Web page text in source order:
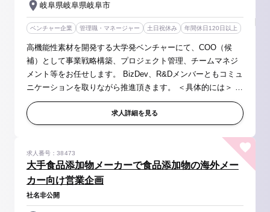
岐阜県岐阜県岐阜市
ベンチャー企業 管理職・マネージャー 土日祝休み 年間休日120日以上
高機能性素材を開発する大学発ベンチャーにて、COO（候
補）として事業戦略構築、プロジェクト管理、チームマネジ
メント等をお任せします。 BizDev、R&Dメンバーともコミュ
ニケーションを取りながら推進頂きます。 ＜具体的には＞ ■
事業戦略構築 ■事業ゴール設定・目標管理 ■プロジェクト管
理 ■チームマネジメント ...求人詳細を見る
大手食品添加物メーカーで食品添加物の海外メー
カー向け営業企画
求人番号：38473
社名非公開